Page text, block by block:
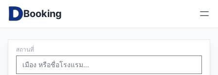
Booking
สถานที่